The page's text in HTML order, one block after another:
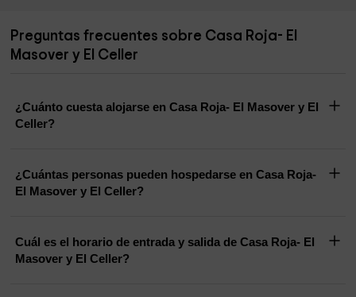
Preguntas frecuentes sobre Casa Roja- El
Masover y El Celler
¿Cuánto cuesta alojarse en Casa Roja- El Masover y El
Celler?
¿Cuántas personas pueden hospedarse en Casa Roja-
El Masover y El Celler?
Cuál es el horario de entrada y salida de Casa Roja- El
Masover y El Celler?